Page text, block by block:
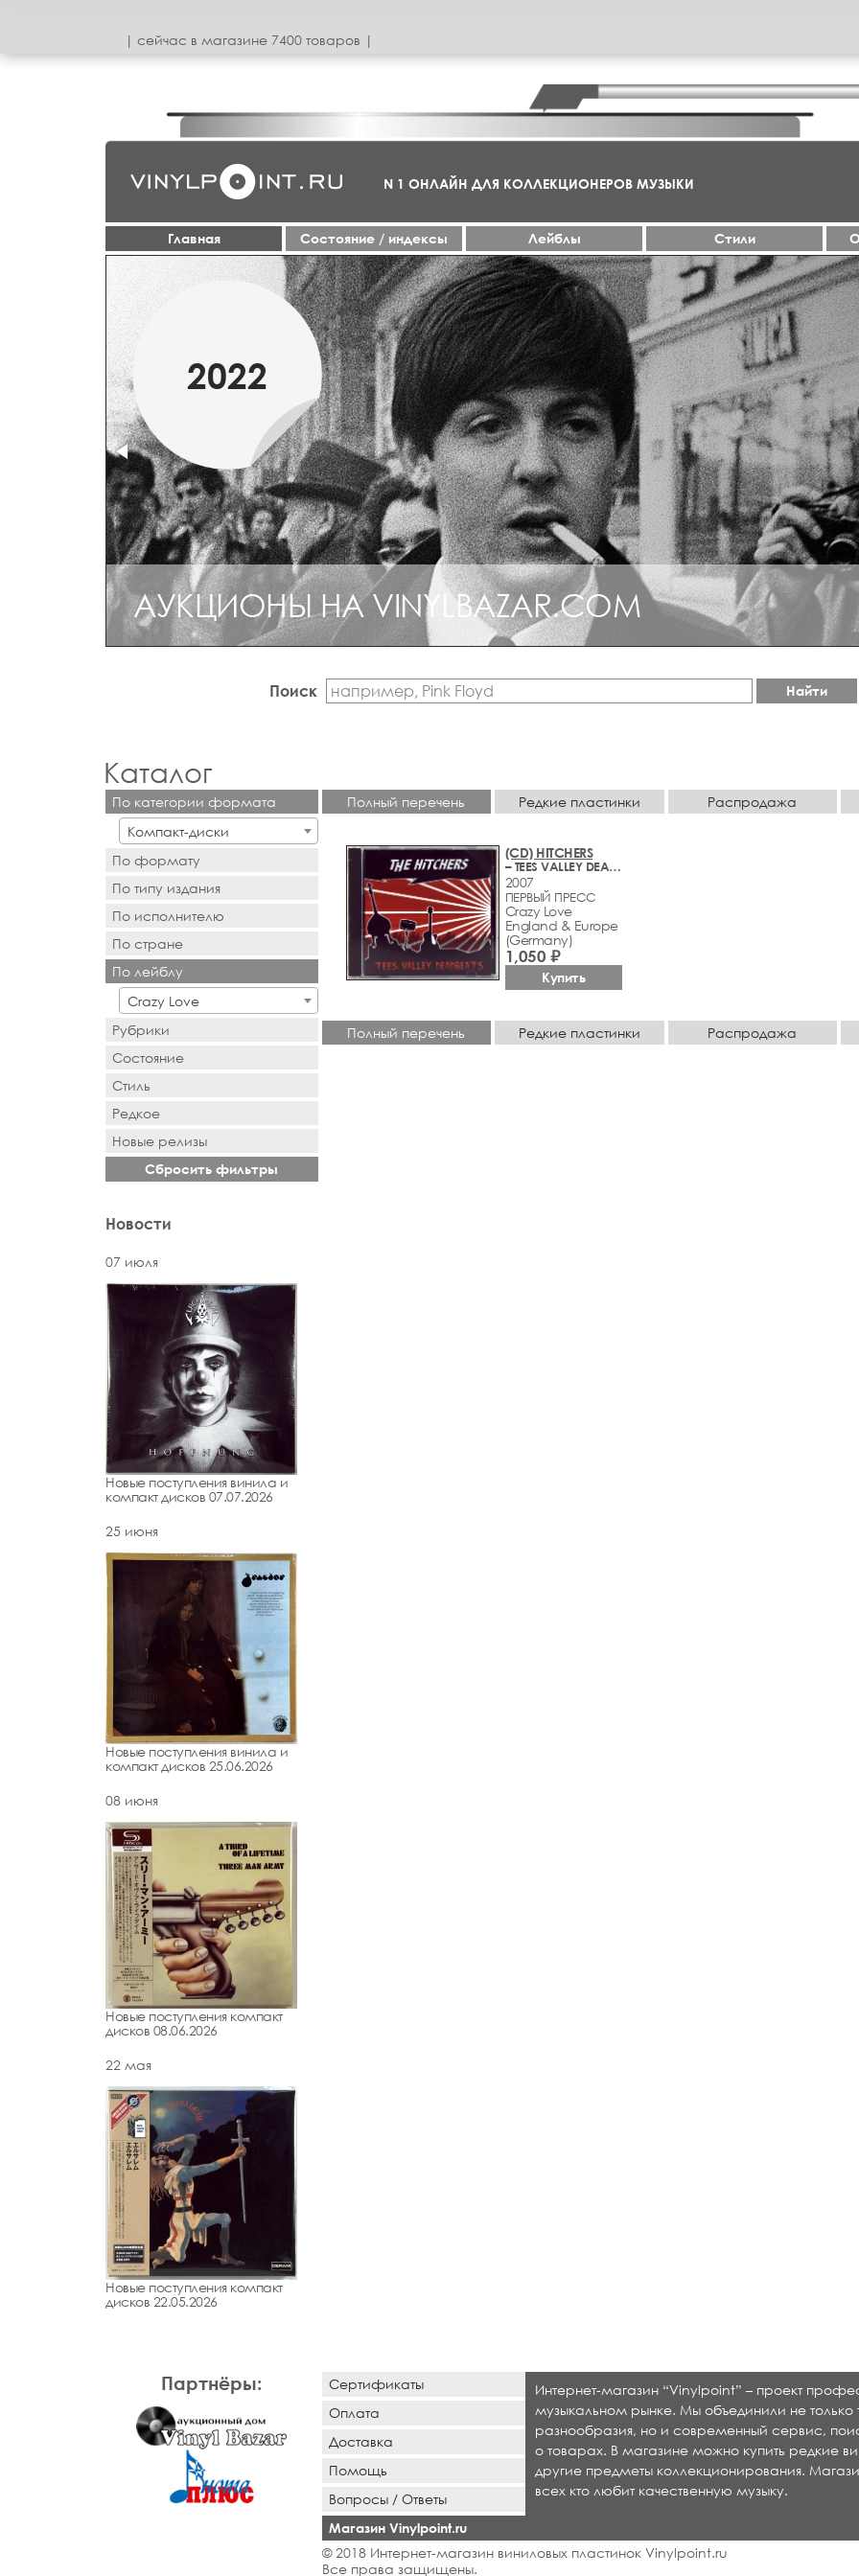
| сeйчас в магазинe 7400 товаров |
N 1 ОНЛАЙН ДЛЯ КОЛЛЕКЦИОНЕРОВ МУЗЫКИ
Главная Cостояние / индексы Лейблы Стили
МАРТ
2019
2022
АУКЦИОНЫ НА VINYLBAZAR.COM
Поиск Найти
Каталог
По категории формата
Компакт-диски
По формату
- Выбор -
По типу издания
- Выбор -
По исполнителю
- Поиск или выбор -
По стране
- Поиск или выбор -
По лейблу
Crazy Love
Рубрики
Состояние
Стиль
Редкое
Новыe рeлизы
Сбросить фильтры
Новости
07 июля
Новые поступления винила и
компакт дисков 07.07.2026
25 июня
Новые поступления винила и
компакт дисков 25.06.2026
08 июня
Новые поступления компакт
дисков 08.06.2026
22 мая
Новые поступления компакт
дисков 22.05.2026
Полный перечень Редкие пластинки Распродажа
(CD) HITCHERS
– TEES VALLEY DEADBEATS
2007
ПЕРВЫЙ ПРЕСС
Crazy Love
England & Europe
(Germany)
1,050 ₽
Купить
Полный перечень Редкие пластинки Распродажа
Партнёры:
Сертификаты
Оплата
Доставка
Помощь
Вопросы / Ответы
Магазин Vinylpoint.ru
Интернет-магазин “Vinylpoint” – проект
музыкальном рынке. Мы объединили не только
разнообразия, но и современный сервис,
о товарах. В магазине можно купить редкие
другие предметы коллекционирования.
всех кто любит качественную музыку.
© 2018 Интернет-магазин виниловых пластинок Vinylpoint.ru
Все права защищены.